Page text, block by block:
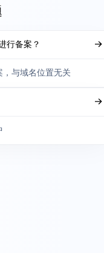
行备案？
与域名位置无关